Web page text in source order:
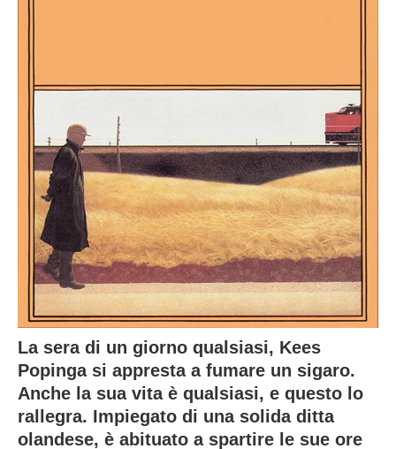
La sera di un giorno qualsiasi, Kees
Popinga si appresta a fumare un sigaro.
Anche la sua vita è qualsiasi, e questo lo
rallegra. Impiegato di una solida ditta
olandese, è abituato a spartire le sue ore